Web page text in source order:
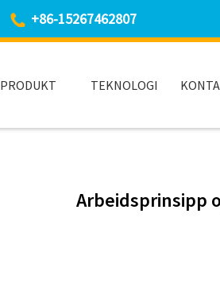
+86-15267462807
PRODUKT TEKNOLOGI
Arbeidsprinsipp